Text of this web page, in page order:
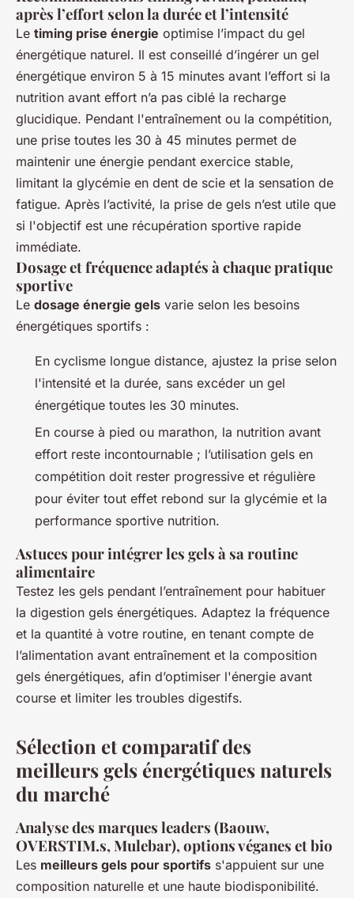
après l’effort selon la durée et l’intensité
Le timing prise énergie optimise l’impact du gel
énergétique naturel. Il est conseillé d’ingérer un gel
énergétique environ 5 à 15 minutes avant l’effort si la
nutrition avant effort n’a pas ciblé la recharge
glucidique. Pendant l'entraînement ou la compétition,
une prise toutes les 30 à 45 minutes permet de
maintenir une énergie pendant exercice stable,
limitant la glycémie en dent de scie et la sensation de
fatigue. Après l’activité, la prise de gels n’est utile que
si l'objectif est une récupération sportive rapide
immédiate.
Dosage et fréquence adaptés à chaque pratique
sportive
Le dosage énergie gels varie selon les besoins
énergétiques sportifs :
En cyclisme longue distance, ajustez la prise selon
l'intensité et la durée, sans excéder un gel
énergétique toutes les 30 minutes.
En course à pied ou marathon, la nutrition avant
effort reste incontournable ; l’utilisation gels en
compétition doit rester progressive et régulière
pour éviter tout effet rebond sur la glycémie et la
performance sportive nutrition.
Astuces pour intégrer les gels à sa routine
alimentaire
Testez les gels pendant l’entraînement pour habituer
la digestion gels énergétiques. Adaptez la fréquence
et la quantité à votre routine, en tenant compte de
l’alimentation avant entraînement et la composition
gels énergétiques, afin d’optimiser l'énergie avant
course et limiter les troubles digestifs.
Sélection et comparatif des
meilleurs gels énergétiques naturels
du marché
Analyse des marques leaders (Baouw,
OVERSTIM.s, Mulebar), options véganes et bio
Les meilleurs gels pour sportifs s'appuient sur une
composition naturelle et une haute biodisponibilité.